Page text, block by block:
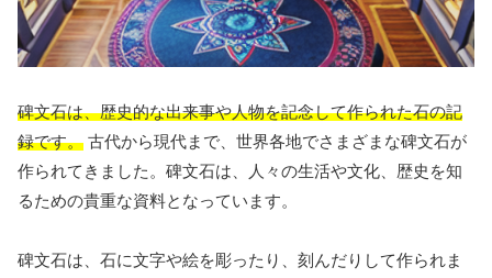
碑文石は、歴史的な出来事や人物を記念して作られた石の記
録です。 古代から現代まで、世界各地でさまざまな碑文石が
作られてきました。碑文石は、人々の生活や文化、歴史を知
るための貴重な資料となっています。
碑文石は、石に文字や絵を彫ったり、刻んだりして作られま